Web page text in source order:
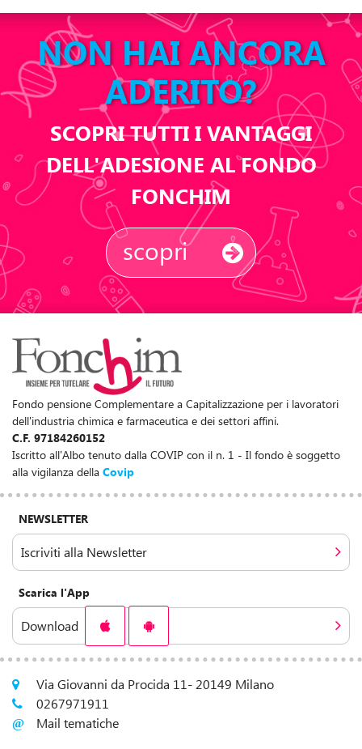
NON HAI ANCORA
ADERITO?
SCOPRI TUTTI I VANTAGGI
DELL'ADESIONE AL FONDO
FONCHIM
scopri
Fondo pensione Complementare a Capitalizzazione per i lavoratori
dell'industria chimica e farmaceutica e dei settori affini.
C.F. 97184260152
Iscritto all'Albo tenuto dalla COVIP con il n. 1 - Il fondo è soggetto
alla vigilanza della Covip
NEWSLETTER
Iscriviti alla Newsletter
Scarica l'App
Download
Via Giovanni da Procida 11- 20149 Milano
0267971911
Mail tematiche